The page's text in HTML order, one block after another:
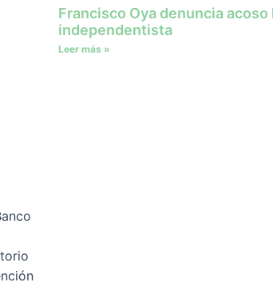
Francisco Oya denuncia
independentista
Leer más »